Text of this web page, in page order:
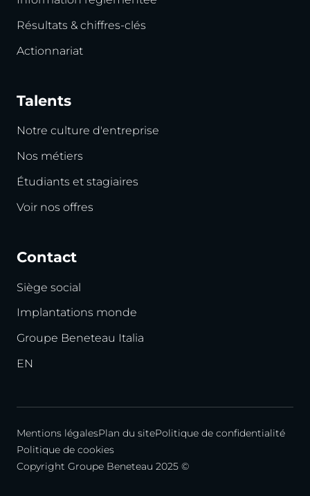
Résultats & chiffres-clés
Actionnariat
Talents
Notre culture d'entreprise
Nos métiers
Étudiants et stagiaires
Voir nos offres
Contact
Siège social
Implantations monde
Groupe Beneteau Italia
EN
Mentions légalesPlan du sitePolitique de confidentialité
Politique de cookies
Copyright Groupe Beneteau 2025 ©